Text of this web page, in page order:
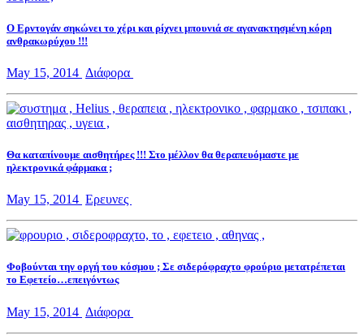
Ο Ερντογάν σηκώνει το χέρι και ρίχνει μπουνιά σε αγανακτησμένη κόρη
ανθρακωρύχου !!!
May 15, 2014 Διάφορα
Θα καταπίνουμε αισθητήρες !!! Στο μέλλον θα θεραπευόμαστε με
ηλεκτρονικά φάρμακα ;
May 15, 2014 Ερευνες
Φοβούνται την οργή του κόσμου ; Σε σιδερόφραχτο φρούριο μετατρέπεται
το Εφετείο…επειγόντως
May 15, 2014 Διάφορα